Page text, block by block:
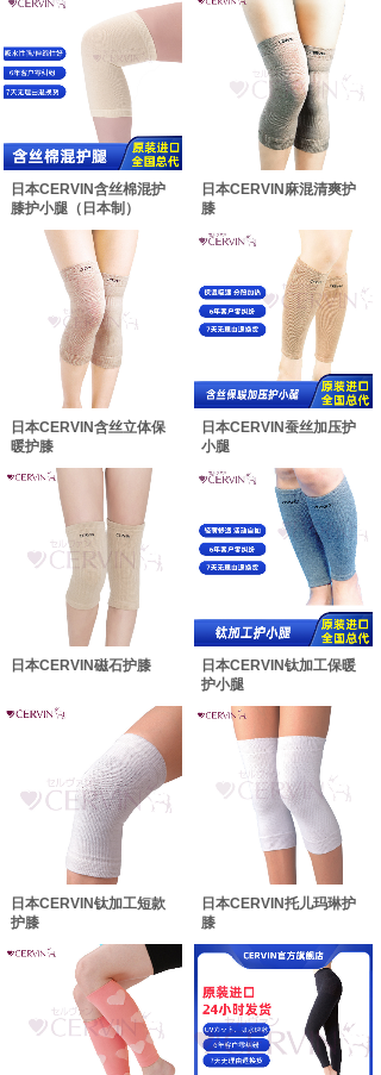
日本CERVIN含丝棉混护
膝护小腿（日本制）
日本CERVIN麻混清爽护
膝
日本CERVIN含丝立体保
暖护膝
日本CERVIN蚕丝加压护
小腿
日本CERVIN磁石护膝
日本CERVIN钛加工保暖
护小腿
日本CERVIN钛加工短款
护膝
日本CERVIN托儿玛琳护
膝